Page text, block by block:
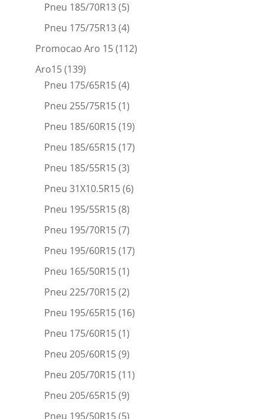
Pneu 185/70R13(5)
Pneu 175/75R13(4)
Promocao Aro 15(112)
Aro15(139)
Pneu 175/65R15(4)
Pneu 255/75R15(1)
Pneu 185/60R15(19)
Pneu 185/65R15(17)
Pneu 185/55R15(3)
Pneu 31X10.5R15(6)
Pneu 195/55R15(8)
Pneu 195/70R15(7)
Pneu 195/60R15(17)
Pneu 165/50R15(1)
Pneu 225/70R15(2)
Pneu 195/65R15(16)
Pneu 175/60R15(1)
Pneu 205/60R15(9)
Pneu 205/70R15(11)
Pneu 205/65R15(9)
Pneu 195/50R15(5)